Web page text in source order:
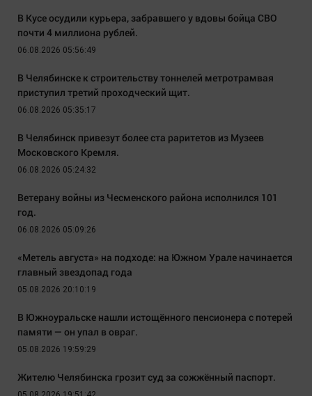
В Кусе осудили курьера, забравшего у вдовы бойца СВО
почти 4 миллиона рублей.
06.08.2026 05:56:49
В Челябинске к строительству тоннелей метротрамвая
приступил третий проходческий щит.
06.08.2026 05:35:17
В Челябинск привезут более ста раритетов из Музеев
Московского Кремля.
06.08.2026 05:24:32
Ветерану войны из Чесменского района исполнился 101
год.
06.08.2026 05:09:26
«Метель августа» на подходе: на Южном Урале начинается
главный звездопад года
05.08.2026 20:10:19
В Южноуральске нашли истощённого пенсионера с потерей
памяти — он упал в овраг.
05.08.2026 19:59:29
Жителю Челябинска грозит суд за сожжённый паспорт.